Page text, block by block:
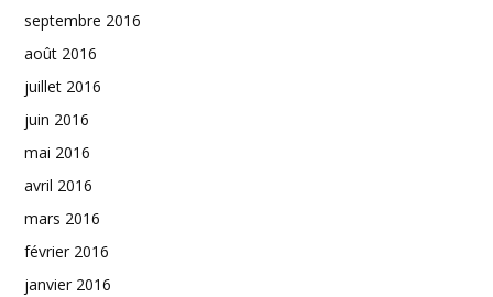
septembre 2016
août 2016
juillet 2016
juin 2016
mai 2016
avril 2016
mars 2016
février 2016
janvier 2016